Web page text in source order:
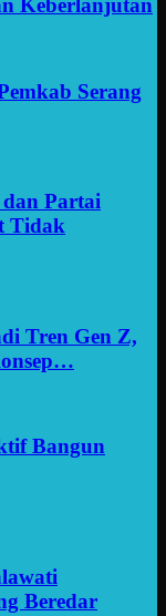
Keberlanjutan
Serang
Partai
Tidak
Tren Gen Z,
Bangun
Beredar